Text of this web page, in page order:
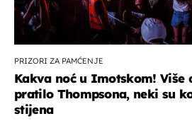
PRIZORI ZA PAMĆENJE
Kakva noć u Imotskom! Više
pratilo Thompsona, neki su
stijena